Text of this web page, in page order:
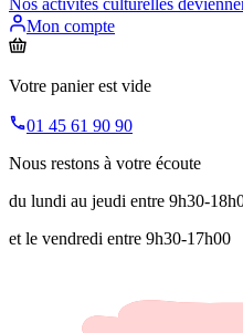
Nos activités culturelles
Mon compte
Votre panier est vide
01 45 61 90 90
Nous restons à votre écoute
du lundi au jeudi entre 9h30-
et le vendredi entre 9h30-17h00